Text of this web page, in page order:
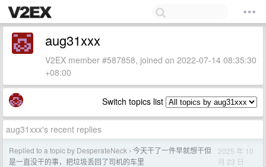
aug31xxx
V2EX member #587858, joined on 2022-07-14 08:35:30
+08:00
Switch topics list
aug31xxx's recent replies
Replied to a topic by DesperateNeck › 今天干了一件早就想干但
是一直没干的事，把垃圾丢回了司机的车里
2025 年 10
月 23 日